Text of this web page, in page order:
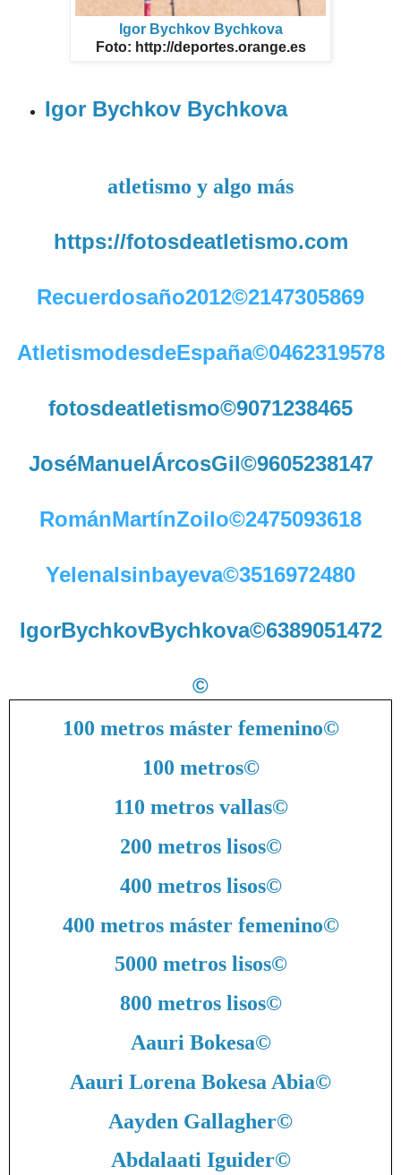
Igor Bychkov Bychkova
Foto: http://deportes.orange.es
Igor Bychkov Bychkova
atletismo y algo más
https://fotosdeatletismo.com
Recuerdosaño2012©2147305869
AtletismodesdeEspaña©0462319578
fotosdeatletismo©9071238465
JoséManuelÁrcosGil©9605238147
RománMartínZoilo©2475093618
YelenaIsinbayeva©3516972480
IgorBychkovBychkova©6389051472
©
100 metros máster femenino©
100 metros©
110 metros vallas©
200 metros lisos©
400 metros lisos©
400 metros máster femenino©
5000 metros lisos©
800 metros lisos©
Aauri Bokesa©
Aauri Lorena Bokesa Abia©
Aayden Gallagher©
Abdalaati Iguider©